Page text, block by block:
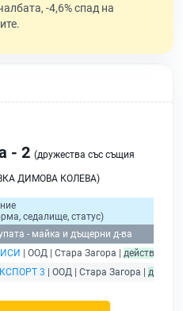
-4,6% спад на
- 2 (дружества със същия
ДИМОВА КОЛЕВА)
седалище, статус)
- майка и дъщерни д-ва
| ООД | Стара Загора | действащ
3 | ООД | Стара Загора |